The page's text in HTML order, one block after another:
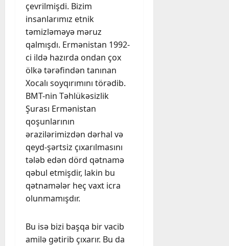
çevrilmişdi. Bizim
insanlarımız etnik
təmizləməyə məruz
qalmışdı. Ermənistan 1992-
ci ildə hazırda ondan çox
ölkə tərəfindən tanınan
Xocalı soyqırımını törədib.
BMT-nin Təhlükəsizlik
Şurası Ermənistan
qoşunlarının
ərazilərimizdən dərhal və
qeyd-şərtsiz çıxarılmasını
tələb edən dörd qətnamə
qəbul etmişdir, lakin bu
qətnamələr heç vaxt icra
olunmamışdır.
Bu isə bizi başqa bir vacib
amilə gətirib çıxarır. Bu da